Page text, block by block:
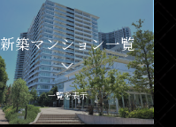
新築マンション一覧
一覧を表示